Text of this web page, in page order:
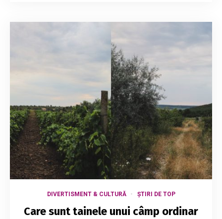
DIVERTISMENT & CULTURĂ ȘTIRI DE TOP
Care sunt tainele unui câmp ordinar